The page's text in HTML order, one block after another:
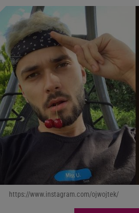
https://www.instagram.com/ojwojtek/